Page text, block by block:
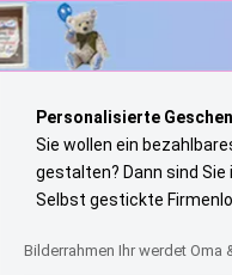
Personalisierte
Sie wollen ein
gestalten? Dann sind Sie
Selbst gestickte
Bilderrahmen Ihr werdet Oma